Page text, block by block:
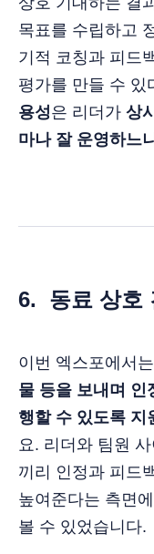
목표를 수립하고
기적 코칭과 피드
평가를 만들 수 있
용성은 리더가 상
마나 잘 운영하느
6. 동료 상호
이번 엑스포에서는
물 등을 보내며 인
행할 수 있도록 지
요. 리더와 팀원
끼리 인정과 피드
높여준다는 측면
볼 수 있었습니다.